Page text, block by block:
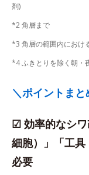
剤)
*2 角層まで
*3 角層の範囲内におけ
*4 ふきとりを除く朝・
＼ポイントまと
☑ 効率的なシ
細胞）」「工
必要